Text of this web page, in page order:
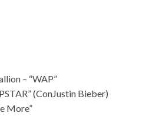
– “WAP”
(ConJustin Bieber)
More”